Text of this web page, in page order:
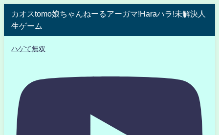
カオスtomo娘ちゃんねーるアーガマ!Haraハラ!未解決人
生ゲーム
ハゲて無双